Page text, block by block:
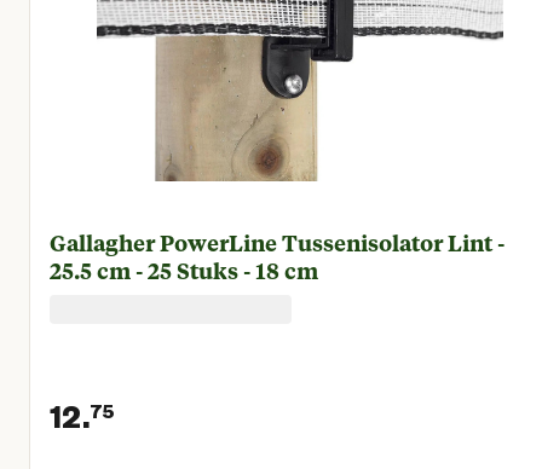
Gallagher PowerLine Tussenisolator Lint -
25.5 cm - 25 Stuks - 18 cm
12.75